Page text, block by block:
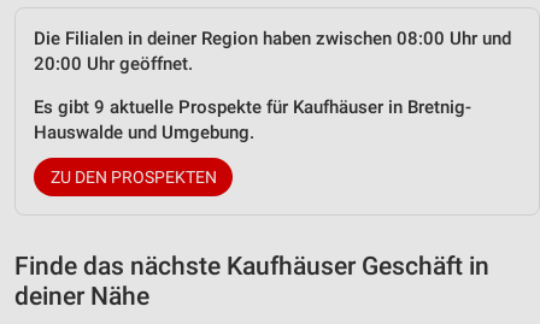
Die Filialen in deiner Region haben zwischen 08:00 Uhr und
20:00 Uhr geöffnet.
Es gibt 9 aktuelle Prospekte für Kaufhäuser in Bretnig-
Hauswalde und Umgebung.
ZU DEN PROSPEKTEN
Finde das nächste Kaufhäuser Geschäft in
deiner Nähe